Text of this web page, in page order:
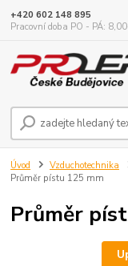
+420 602 148 895
Pracovní doba PO - PÁ:
Úvod Vzduchotechnika
Průměr pístu 125 mm
Průměr